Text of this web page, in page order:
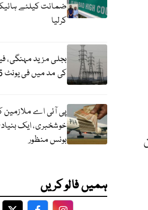
ضمانت کیلئے
کرلیا
بجلی مزید مہنگی،
کی مد میں فی یونٹ 75 پیسے اضافہ
پی آئی اے ملازمین
خوشخبری، ایک
بونس منظور
ہمیں فالو کریں